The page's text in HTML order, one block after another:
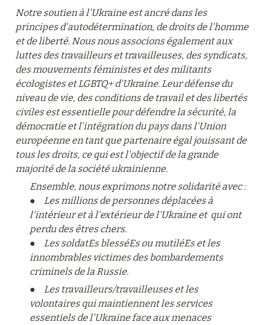
Notre soutien à l'Ukraine est ancré dans les
principes d'autodétermination, de droits de l'homme
et de liberté. Nous nous associons également aux
luttes des travailleurs et travailleuses, des syndicats,
des mouvements féministes et des militants
écologistes et LGBTQ+ d'Ukraine. Leur défense du
niveau de vie, des conditions de travail et des libertés
civiles est essentielle pour défendre la sécurité, la
démocratie et l'intégration du pays dans l'Union
européenne en tant que partenaire égal jouissant de
tous les droits, ce qui est l'objectif de la grande
majorité de la société ukrainienne.
Ensemble, nous exprimons notre solidarité avec :
●	Les millions de personnes déplacées à
l'intérieur et à l'extérieur de l'Ukraine et  qui ont
perdu des êtres chers.
●	Les soldatEs blesséEs ou mutiléEs et les
innombrables victimes des bombardements
criminels de la Russie.
●	Les travailleurs/travailleuses et les
volontaires qui maintiennent les services
essentiels de l'Ukraine face aux menaces